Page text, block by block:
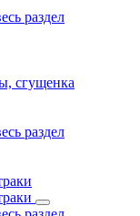
раздел
сгущенка
раздел